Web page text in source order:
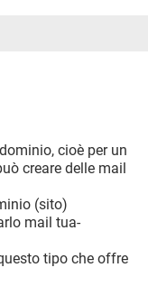
cioè per un
creare delle mail
(sito)
mail tua-
tipo che offre